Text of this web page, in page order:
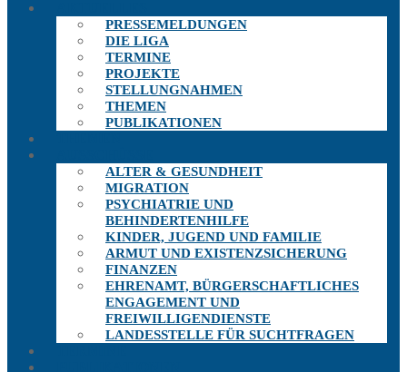
PRESSEMELDUNGEN
DIE LIGA
TERMINE
PROJEKTE
STELLUNGNAHMEN
THEMEN
PUBLIKATIONEN
ALTER & GESUNDHEIT
MIGRATION
PSYCHIATRIE UND
BEHINDERTENHILFE
KINDER, JUGEND UND FAMILIE
ARMUT UND EXISTENZSICHERUNG
FINANZEN
EHRENAMT, BÜRGERSCHAFTLICHES
ENGAGEMENT UND
FREIWILLIGENDIENSTE
LANDESSTELLE FÜR SUCHTFRAGEN